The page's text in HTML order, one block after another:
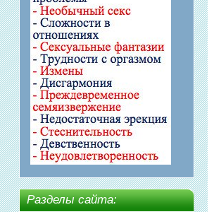
Разделы сайта: